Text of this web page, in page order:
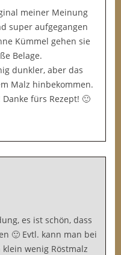
meiner Meinung
super aufgegangen
Kümmel gehen sie
Belage.
dunkler, aber das
Malz hinbekommen.
fürs Rezept! 🙂
es ist schön, dass
🙂 Evtl. kann man bei
wenig Röstmalz